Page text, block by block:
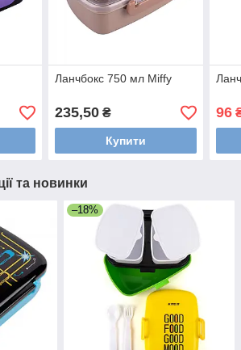
Ланчбокс 750 мл Miffy
235,50₴
Купити
96
та новинки
–18%